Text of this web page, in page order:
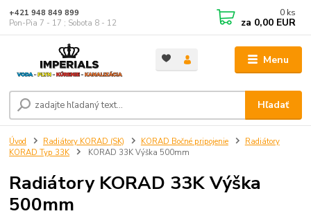
Menu
Hľadať
+421 948 849 899
Pon-Pia 7 - 17 ; Sobota 8 - 12
0 ks
za 0,00 EUR
Úvod Radiátory KORAD (SK) KORAD Bočné pripojenie
Radiátory
KORAD Typ 33K
KORAD 33K Výška 500mm
Radiátory KORAD 33K Výška
500mm